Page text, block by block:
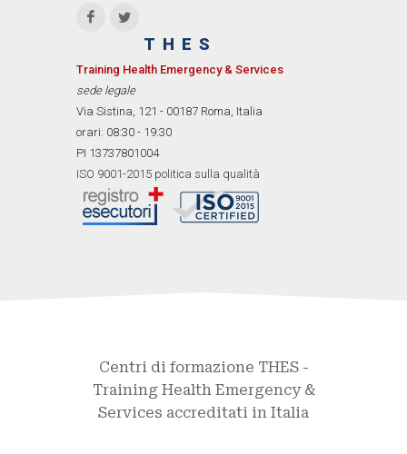
THES
Training Health Emergency & Services
sede legale
Via Sistina, 121 - 00187 Roma, Italia
orari: 08:30 - 19:30
PI 13737801004
ISO 9001-2015 politica sulla qualità
Centri di formazione THES -
Training Health Emergency &
Services accreditati in Italia